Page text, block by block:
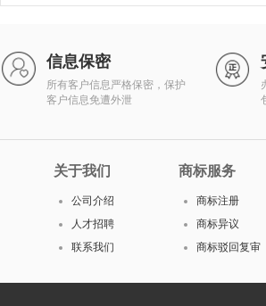
信息保密
所有客户信息严格保密，保护
客户信息免遭外泄
关于我们
公司介绍
人才招聘
联系我们
商标服务
商标注册
商标异议
商标驳回复审